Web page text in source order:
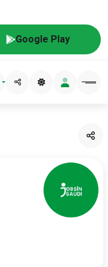
Google Play